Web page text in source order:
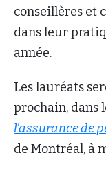
conseillères et
dans leur
année.
Les lauréats
prochain, dans
l’assurance de
de Montréal, à